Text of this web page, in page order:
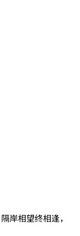
岸相望终相逢，